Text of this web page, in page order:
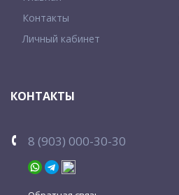
Контакты
Личный кабинет
КОНТАКТЫ
8 (903) 000-30-30